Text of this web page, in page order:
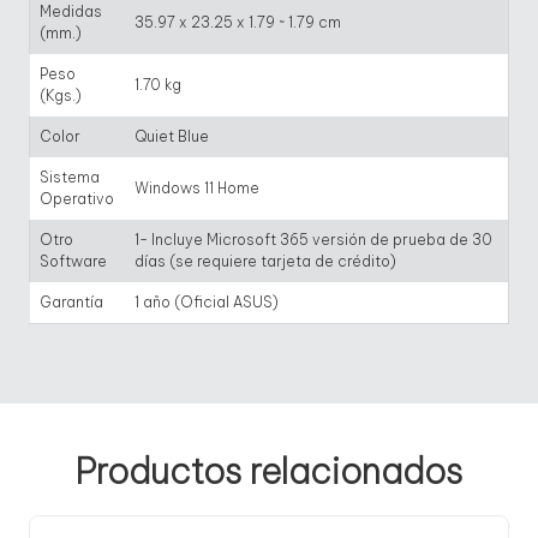
Medidas
(mm.)
35.97 x 23.25 x 1.79 ~ 1.79 cm
Peso
(Kgs.)
1.70 kg
Color Quiet Blue
Sistema
Operativo
Windows 11 Home
Otro
Software
1- Incluye Microsoft 365 versión de prueba de 30
días (se requiere tarjeta de crédito)
Garantía 1 año (Oficial ASUS)
Productos relacionados